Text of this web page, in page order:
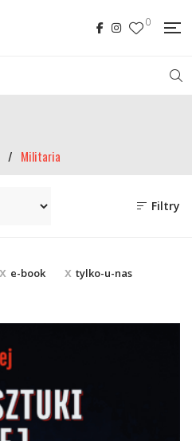
0
/ Militaria
Filtry
e-book tylko-u-nas